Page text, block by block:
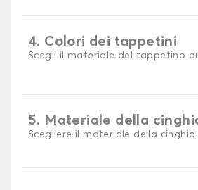
4. Colori dei tappetini
Scegli il materiale del tappetino
5. Materiale della
Scegliere il materiale della cinghia.